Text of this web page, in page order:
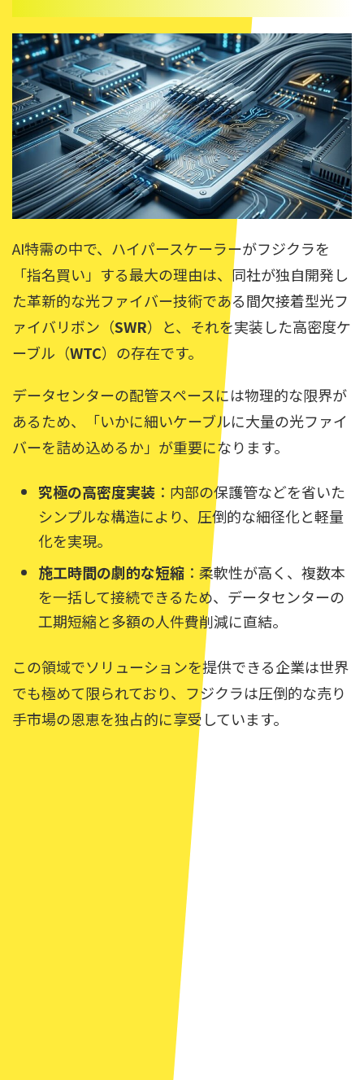
AI特需の中で、ハイパースケーラーがフジクラを
「指名買い」する最大の理由は、同社が独自開発し
た革新的な光ファイバー技術である間欠接着型光フ
ァイバリボン（SWR）と、それを実装した高密度ケ
ーブル（WTC）の存在です。
データセンターの配管スペースには物理的な限界が
あるため、「いかに細いケーブルに大量の光ファイ
バーを詰め込めるか」が重要になります。
究極の高密度実装 ：内部の保護管などを省いた
シンプルな構造により、圧倒的な細径化と軽量
化を実現。
施工時間の劇的な短縮 ：柔軟性が高く、複数本
を一括して接続できるため、データセンターの
工期短縮と多額の人件費削減に直結。
この領域でソリューションを提供できる企業は世界
でも極めて限られており、フジクラは圧倒的な売り
手市場の恩恵を独占的に享受しています。